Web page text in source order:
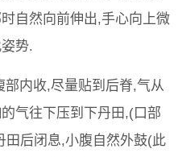
自然向前伸出,手心向上微
势.
内收,尽量贴到后脊,气从
气往下压到下丹田,(口部
田后闭息,小腹自然外鼓(此